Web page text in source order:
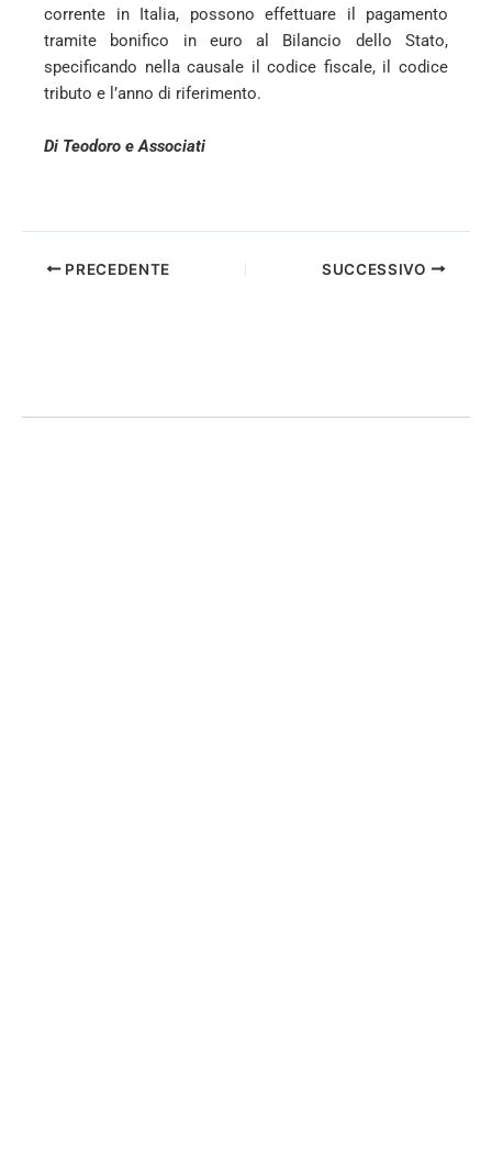
corrente in Italia, possono effettuare il pagamento
tramite bonifico in euro al Bilancio dello Stato,
specificando nella causale il codice fiscale, il codice
tributo e l’anno di riferimento.
Di Teodoro e Associati
PRECEDENTE SUCCESSIVO